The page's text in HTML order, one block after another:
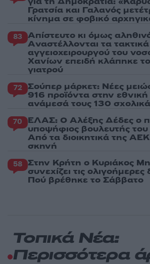
Γρατσία και Γαλανός
κίνημα σε φοβικό
83 Απίστευτο κι όμως
Aναστέλλονται τα
αγγειοχειρουργού του
Χανίων επειδή κλάπηκε
γιατρού
72 Σούπερ μάρκετ: Νέες
916 προϊόντα στην
ανάμεσά τους 130 σχολικά
70 ΕΛΑΣ: Ο Αλέξης Δέδες ο
υποψήφιος βουλευτής
Από τα διοικητικά της
σκηνή
58 Στην Κρήτη ο Κυριάκος
συνεχίζει τις
Πού βρέθηκε το Σάββατο
Τοπικά Νέα:
Περισσότερα